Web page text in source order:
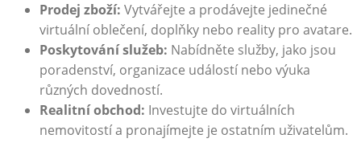
Prodej zboží: Vytvářejte a prodávejte jedinečné
virtuální oblečení, doplňky nebo reality pro avatare.
Poskytování služeb: Nabídněte služby, jako jsou
poradenství, organizace událostí nebo výuka
různých dovedností.
Realitní obchod: Investujte do virtuálních
nemovitostí a pronajímejte je ostatním uživatelům.